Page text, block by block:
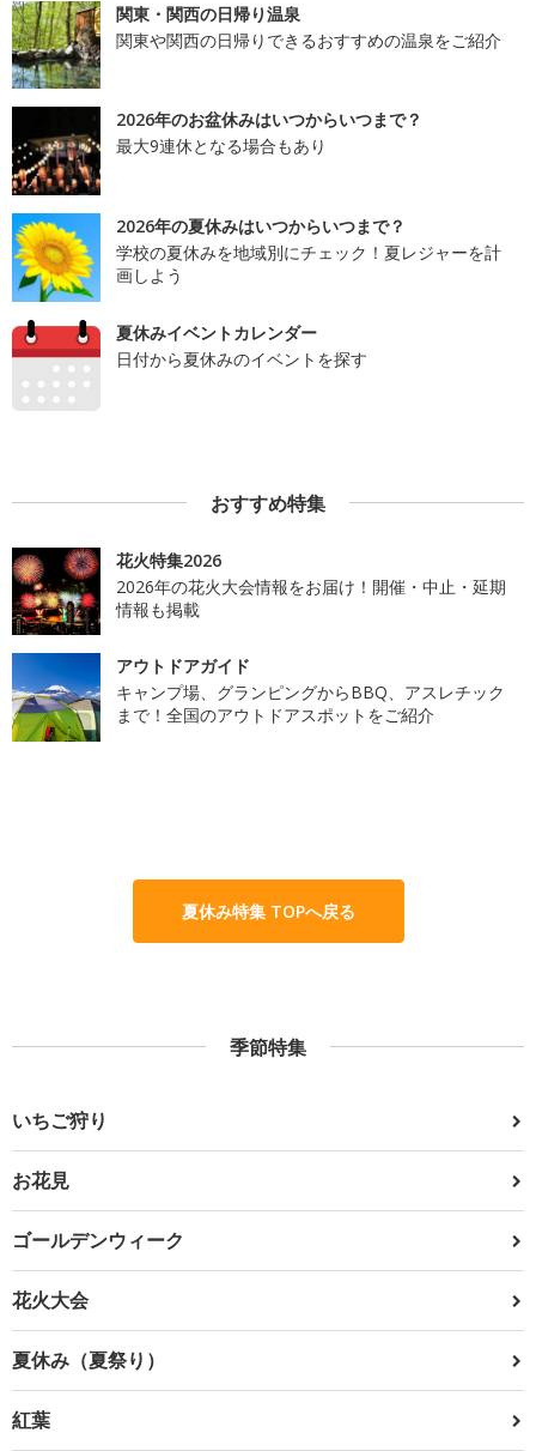
関東・関西の日帰り温泉
関東や関西の日帰りできるおすすめの温泉をご紹介
2026年のお盆休みはいつからいつまで？
最大9連休となる場合もあり
2026年の夏休みはいつからいつまで？
学校の夏休みを地域別にチェック！夏レジャーを計
画しよう
夏休みイベントカレンダー
日付から夏休みのイベントを探す
おすすめ特集
花火特集2026
2026年の花火大会情報をお届け！開催・中止・延期
情報も掲載
アウトドアガイド
キャンプ場、グランピングからBBQ、アスレチック
まで！全国のアウトドアスポットをご紹介
夏休み特集 TOPへ戻る
季節特集
いちご狩り
お花見
ゴールデンウィーク
花火大会
夏休み（夏祭り）
紅葉